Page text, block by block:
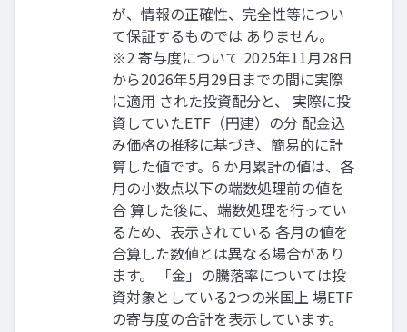
が、情報の正確性、完全性等につい
て保証するものでは ありません。
※2 寄与度について 2025年11月28日
から2026年5月29日までの間に実際
に適用 された投資配分と、 実際に投
資していたETF（円建）の分 配金込
み価格の推移に基づき、簡易的に計
算した値です。6 か月累計の値は、各
月の小数点以下の端数処理前の値を
合 算した後に、端数処理を行ってい
るため、表示されている 各月の値を
合算した数値とは異なる場合があり
ます。 「金」の騰落率については投
資対象としている2つの米国上 場ETF
の寄与度の合計を表示しています。